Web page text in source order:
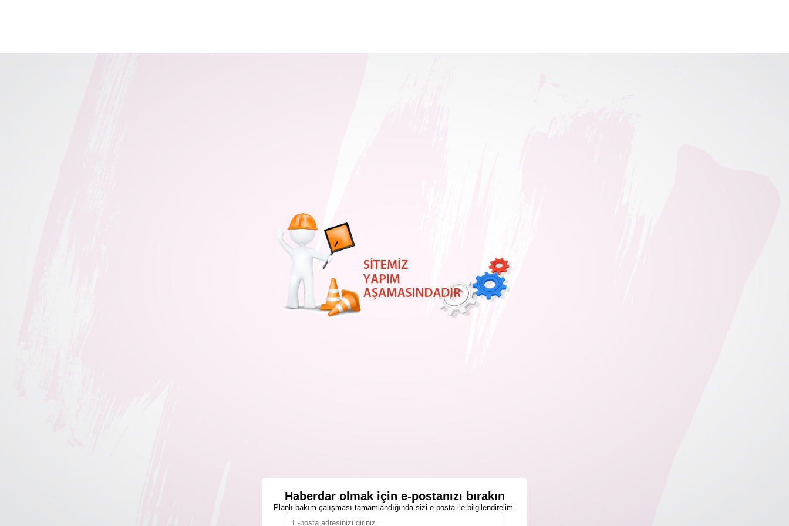
Haberdar olmak için e-postanızı bırakın
Planlı bakım çalışması tamamlandığında sizi e-posta ile bilgilendirelim.